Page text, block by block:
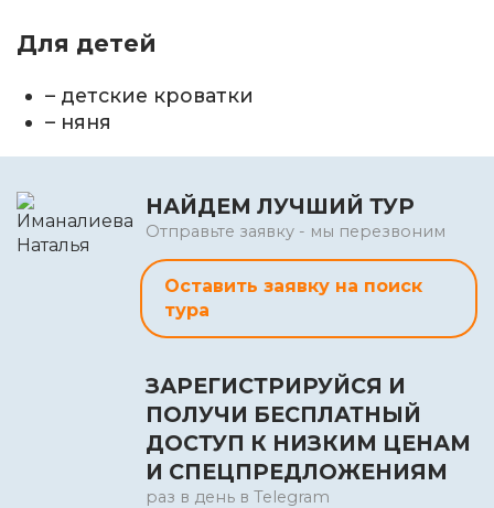
Для детей
– детские кроватки
– няня
НАЙДЕМ ЛУЧШИЙ ТУР
Отправьте заявку - мы перезвоним
Оставить заявку на поиск
тура
ЗАРЕГИСТРИРУЙСЯ И
ПОЛУЧИ БЕСПЛАТНЫЙ
ДОСТУП К НИЗКИМ ЦЕНАМ
И СПЕЦПРЕДЛОЖЕНИЯМ
раз в день в Telegram